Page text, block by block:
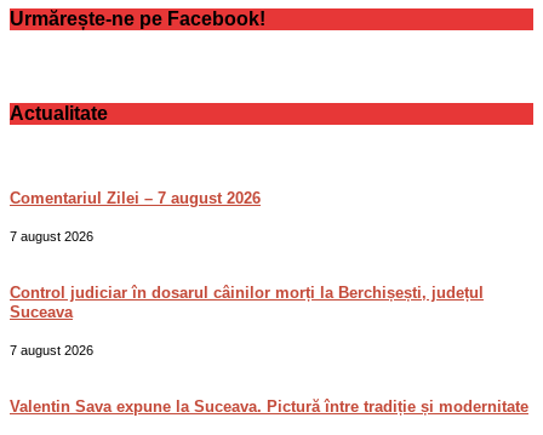
Urmărește-ne pe Facebook!
Actualitate
Comentariul Zilei – 7 august 2026
7 august 2026
Control judiciar în dosarul câinilor morți la Berchișești, județul
Suceava
7 august 2026
Valentin Sava expune la Suceava. Pictură între tradiție și modernitate